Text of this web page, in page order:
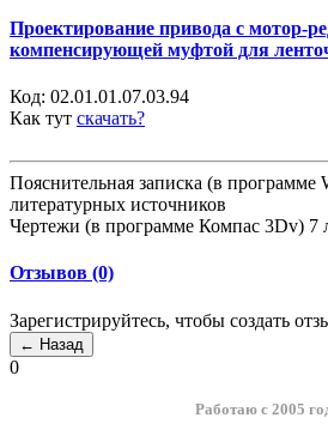
Проектирование привода с мотор-
компенсирующей муфтой для
Код: 02.01.01.07.03.94
Как тут скачать?
Пояснительная записка (в программе
литературных источников
Чертежи (в программе Компас 3Dv) 7
Отзывов (0)
Зарегистрируйтесь, чтобы создать
0
Работаю с 2005